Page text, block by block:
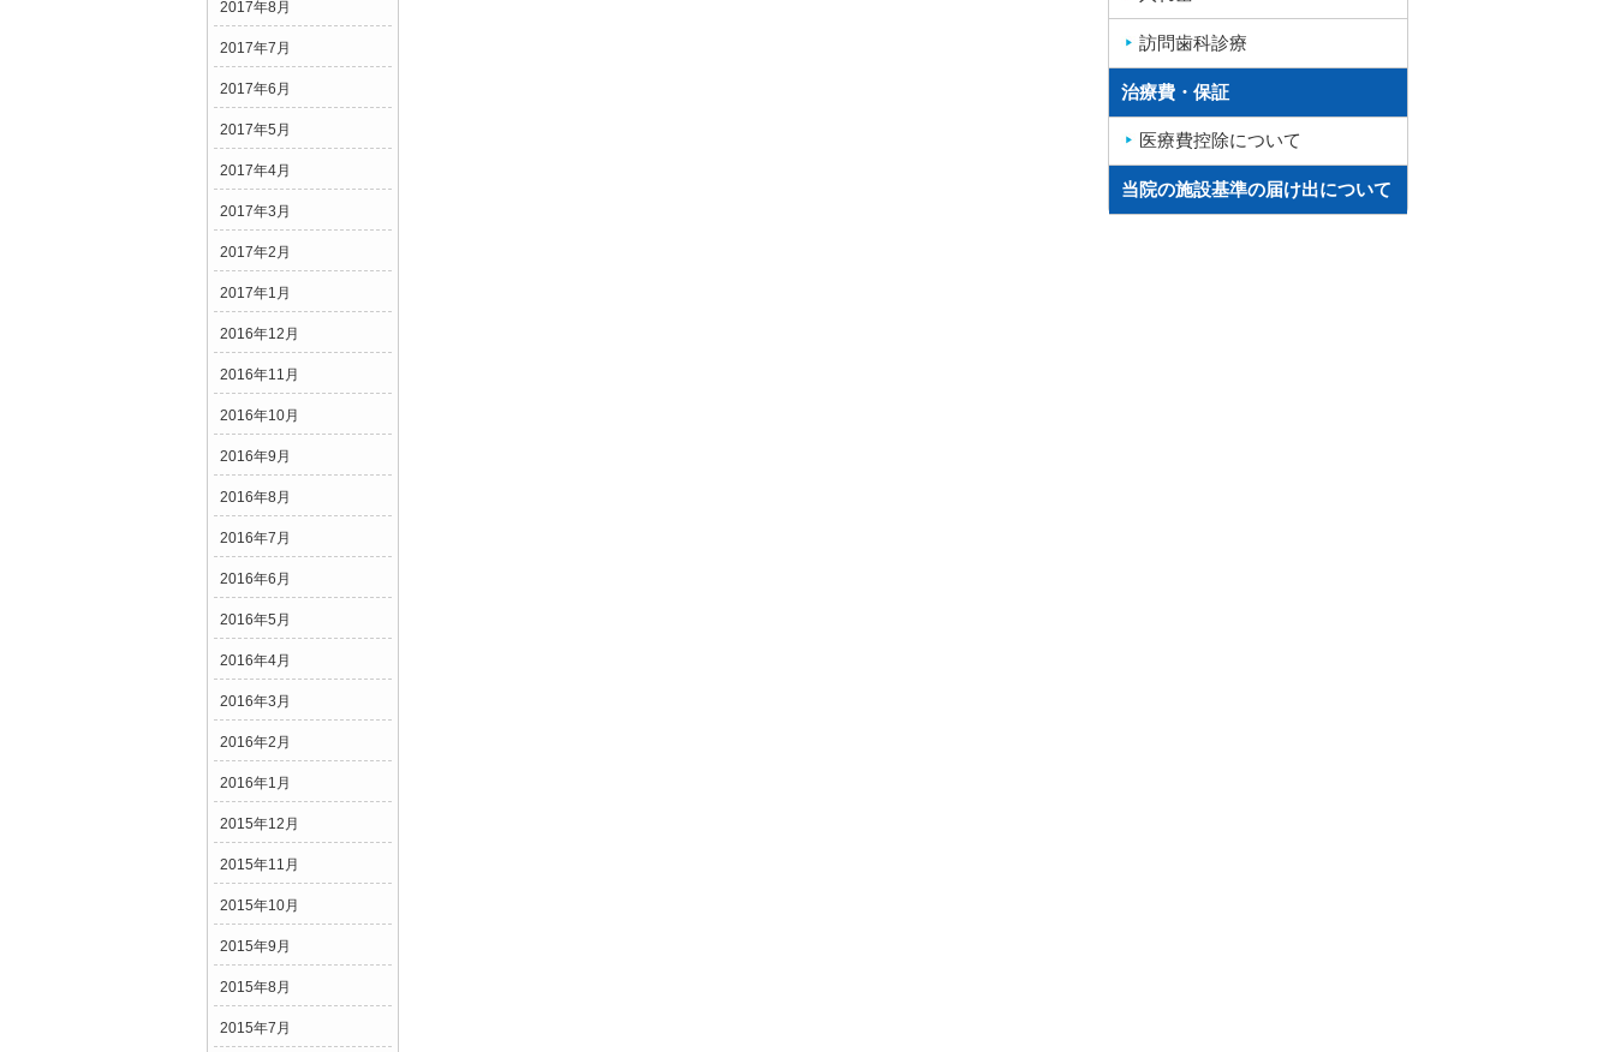
2017年8月
2017年7月
2017年6月
2017年5月
2017年4月
2017年3月
2017年2月
2017年1月
2016年12月
2016年11月
2016年10月
2016年9月
2016年8月
2016年7月
2016年6月
2016年5月
2016年4月
2016年3月
2016年2月
2016年1月
2015年12月
2015年11月
2015年10月
2015年9月
2015年8月
2015年7月
訪問歯科診療
治療費・保証
医療費控除について
当院の施設基準の届け出について